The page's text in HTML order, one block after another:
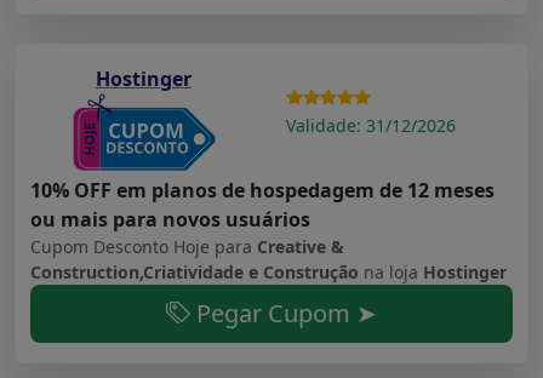
Hostinger
Validade: 31/12/2026
10% OFF em planos de hospedagem de 12 meses
ou mais para novos usuários
Cupom Desconto Hoje para Creative &
Construction,Criatividade e Construção na loja Hostinger
Pegar Cupom ➤